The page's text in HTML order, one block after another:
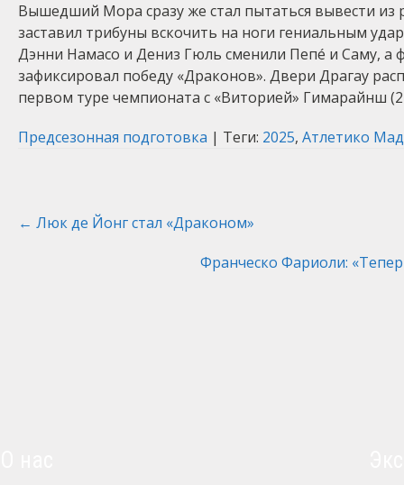
Вышедший Мора сразу же стал пытаться вывести из
заставил трибуны вскочить на ноги гениальным
Дэнни Намасо и Дениз Гюль сменили Пепé и Саму, а
зафиксировал победу «Драконов». Двери Драгау
первом туре чемпионата с «Виторией» Гимарайнш
Предсезонная подготовка | Теги: 2025, Атлетико
Post
navigation
← Люк де Йонг стал «Драконом»
Франческо Фариоли: